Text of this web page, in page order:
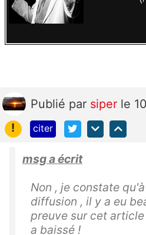
Publié par siper le
!
citer
msg a écrit
Non , je constate
diffusion , il y a eu
preuve sur cet
a baissé !